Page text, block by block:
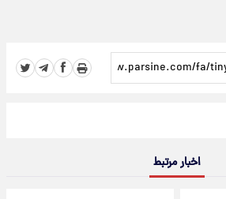
اخبار مرتبط